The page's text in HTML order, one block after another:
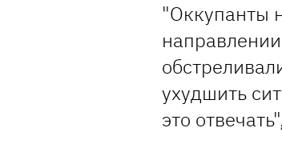
"Оккупанты
ухудшить
это